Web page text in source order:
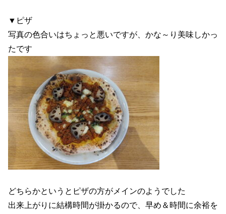
▼ピザ
写真の色合いはちょっと悪いですが、かな～り美味しかっ
たです
どちらかというとピザの方がメインのようでした
出来上がりに結構時間が掛かるので、早め＆時間に余裕を